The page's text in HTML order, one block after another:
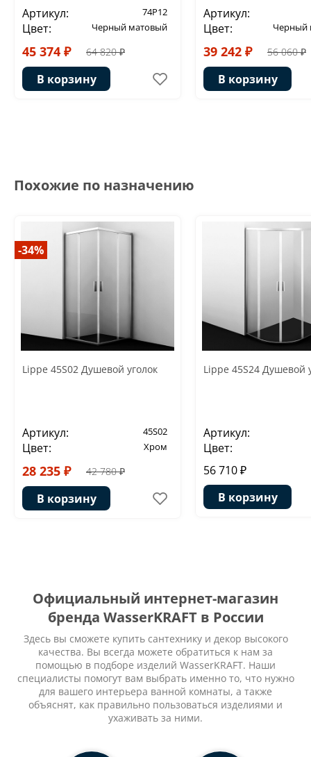
Артикул: 74P12
Цвет: Черный матовый
45 374 ₽ 64 820 ₽
В корзину
Артикул:
Цвет:
Черный
39 242 ₽ 56 060 ₽
В корзину
Похожие по назначению
-34%
Lippe 45S02 Душевой уголок
Артикул: 45S02
Цвет: Хром
28 235 ₽ 42 780 ₽
В корзину
Lippe 45S24 Душевой
Артикул:
Цвет:
56 710 ₽
В корзину
Официальный интернет-магазин
бренда WasserKRAFT в России
Здесь вы сможете купить сантехнику и декор высокого
качества. Вы всегда можете обратиться к нам за
помощью в подборе изделий WasserKRAFT. Наши
специалисты помогут вам выбрать именно то, что нужно
для вашего интерьера ванной комнаты, а также
объяснят, как правильно пользоваться изделиями и
ухаживать за ними.